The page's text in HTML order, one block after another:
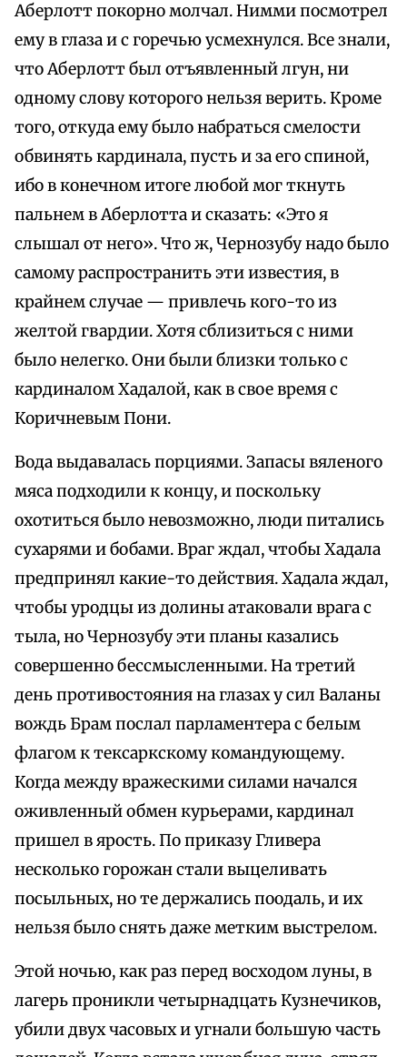
Аберлотт покорно молчал. Нимми посмотрел
ему в глаза и с горечью усмехнулся. Все знали,
что Аберлотт был отъявленный лгун, ни
одному слову которого нельзя верить. Кроме
того, откуда ему было набраться смелости
обвинять кардинала, пусть и за его спиной,
ибо в конечном итоге любой мог ткнуть
пальнем в Аберлотта и сказать: «Это я
слышал от него». Что ж, Чернозубу надо было
самому распространить эти известия, в
крайнем случае — привлечь кого-то из
желтой гвардии. Хотя сблизиться с ними
было нелегко. Они были близки только с
кардиналом Хадалой, как в свое время с
Коричневым Пони.
Вода выдавалась порциями. Запасы вяленого
мяса подходили к концу, и поскольку
охотиться было невозможно, люди питались
сухарями и бобами. Враг ждал, чтобы Хадала
предпринял какие-то действия. Хадала ждал,
чтобы уродцы из долины атаковали врага с
тыла, но Чернозубу эти планы казались
совершенно бессмысленными. На третий
день противостояния на глазах у сил Валаны
вождь Брам послал парламентера с белым
флагом к тексаркскому командующему.
Когда между вражескими силами начался
оживленный обмен курьерами, кардинал
пришел в ярость. По приказу Гливера
несколько горожан стали выцеливать
посыльных, но те держались поодаль, и их
нельзя было снять даже метким выстрелом.
Этой ночью, как раз перед восходом луны, в
лагерь проникли четырнадцать Кузнечиков,
убили двух часовых и угнали большую часть